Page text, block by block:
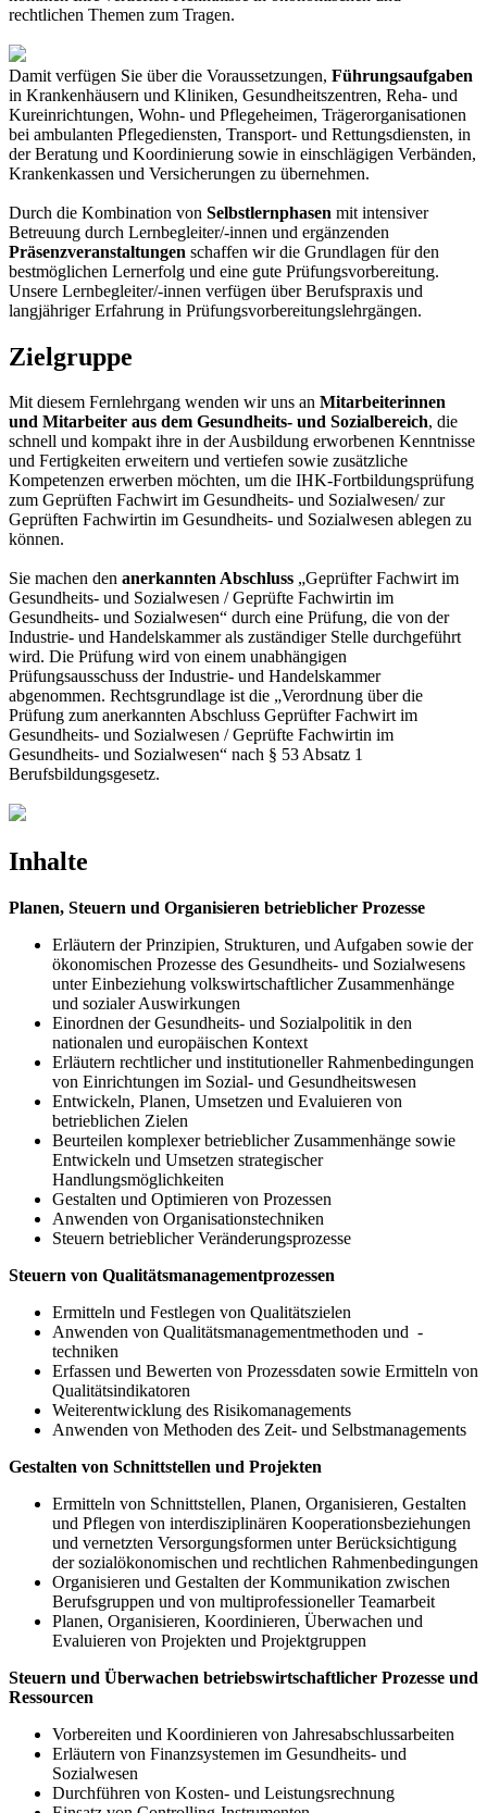
rechtlichen Themen zum Tragen.
Damit verfügen Sie über die Voraussetzungen, Führungsaufgaben
in Krankenhäusern und Kliniken, Gesundheitszentren, Reha- und
Kureinrichtungen, Wohn- und Pflegeheimen, Trägerorganisationen
bei ambulanten Pflegediensten, Transport- und Rettungsdiensten, in
der Beratung und Koordinierung sowie in einschlägigen Verbänden,
Krankenkassen und Versicherungen zu übernehmen.
Durch die Kombination von Selbstlernphasen mit intensiver
Betreuung durch Lernbegleiter/-innen und ergänzenden
Präsenzveranstaltungen schaffen wir die Grundlagen für den
bestmöglichen Lernerfolg und eine gute Prüfungsvorbereitung.
Unsere Lernbegleiter/-innen verfügen über Berufspraxis und
langjähriger Erfahrung in Prüfungsvorbereitungslehrgängen.
Zielgruppe
Mit diesem Fernlehrgang wenden wir uns an Mitarbeiterinnen
und Mitarbeiter aus dem Gesundheits- und Sozialbereich, die
schnell und kompakt ihre in der Ausbildung erworbenen Kenntnisse
und Fertigkeiten erweitern und vertiefen sowie zusätzliche
Kompetenzen erwerben möchten, um die IHK-Fortbildungsprüfung
zum Geprüften Fachwirt im Gesundheits- und Sozialwesen/ zur
Geprüften Fachwirtin im Gesundheits- und Sozialwesen ablegen zu
können.
Sie machen den anerkannten Abschluss „Geprüfter Fachwirt im
Gesundheits- und Sozialwesen / Geprüfte Fachwirtin im
Gesundheits- und Sozialwesen“ durch eine Prüfung, die von der
Industrie- und Handelskammer als zuständiger Stelle durchgeführt
wird. Die Prüfung wird von einem unabhängigen
Prüfungsausschuss der Industrie- und Handelskammer
abgenommen. Rechtsgrundlage ist die „Verordnung über die
Prüfung zum anerkannten Abschluss Geprüfter Fachwirt im
Gesundheits- und Sozialwesen / Geprüfte Fachwirtin im
Gesundheits- und Sozialwesen“ nach § 53 Absatz 1
Berufsbildungsgesetz.
Inhalte
Planen, Steuern und Organisieren betrieblicher Prozesse
Erläutern der Prinzipien, Strukturen, und Aufgaben sowie der
ökonomischen Prozesse des Gesundheits- und Sozialwesens
unter Einbeziehung volkswirtschaftlicher Zusammenhänge
und sozialer Auswirkungen
Einordnen der Gesundheits- und Sozialpolitik in den
nationalen und europäischen Kontext
Erläutern rechtlicher und institutioneller Rahmenbedingungen
von Einrichtungen im Sozial- und Gesundheitswesen
Entwickeln, Planen, Umsetzen und Evaluieren von
betrieblichen Zielen
Beurteilen komplexer betrieblicher Zusammenhänge sowie
Entwickeln und Umsetzen strategischer
Handlungsmöglichkeiten
Gestalten und Optimieren von Prozessen
Anwenden von Organisationstechniken
Steuern betrieblicher Veränderungsprozesse
Steuern von Qualitätsmanagementprozessen
Ermitteln und Festlegen von Qualitätszielen
Anwenden von Qualitätsmanagementmethoden und -
techniken
Erfassen und Bewerten von Prozessdaten sowie Ermitteln von
Qualitätsindikatoren
Weiterentwicklung des Risikomanagements
Anwenden von Methoden des Zeit- und Selbstmanagements
Gestalten von Schnittstellen und Projekten
Ermitteln von Schnittstellen, Planen, Organisieren, Gestalten
und Pflegen von interdisziplinären Kooperationsbeziehungen
und vernetzten Versorgungsformen unter Berücksichtigung
der sozialökonomischen und rechtlichen Rahmenbedingungen
Organisieren und Gestalten der Kommunikation zwischen
Berufsgruppen und von multiprofessioneller Teamarbeit
Planen, Organisieren, Koordinieren, Überwachen und
Evaluieren von Projekten und Projektgruppen
Steuern und Überwachen betriebswirtschaftlicher Prozesse und
Ressourcen
Vorbereiten und Koordinieren von Jahresabschlussarbeiten
Erläutern von Finanzsystemen im Gesundheits- und
Sozialwesen
Durchführen von Kosten- und Leistungsrechnung